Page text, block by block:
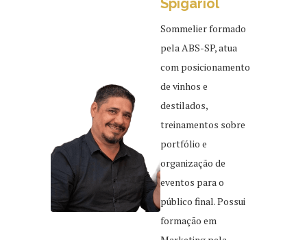
Spigariol
Sommelier formado
pela ABS-SP, atua
com posicionamento
de vinhos e
destilados,
treinamentos sobre
portfólio e
organização de
eventos para o
público final. Possui
formação em